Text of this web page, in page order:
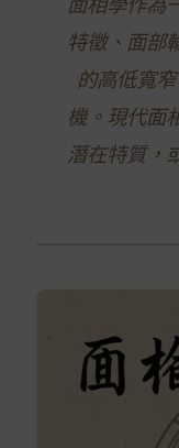
特徵、面部
的高低寬
機。現代面
潛在特質，